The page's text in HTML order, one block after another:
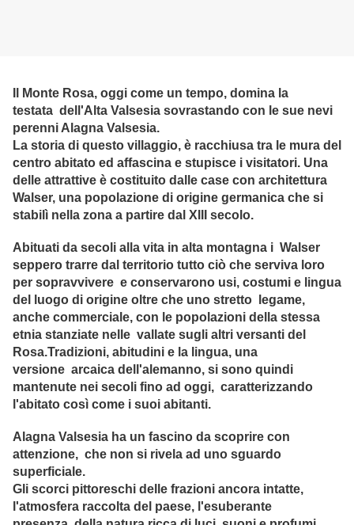
Il Monte Rosa, oggi come un tempo, domina la
testata dell'Alta Valsesia sovrastando con le sue nevi
perenni Alagna Valsesia.
La storia di questo villaggio, è racchiusa tra le mura del
centro abitato ed affascina e stupisce i visitatori. Una
delle attrattive è costituito dalle case con architettura
Walser, una popolazione di origine germanica che si
stabilì nella zona a partire dal XIII secolo.
Abituati da secoli alla vita in alta montagna i Walser
seppero trarre dal territorio tutto ciò che serviva loro
per sopravvivere e conservarono usi, costumi e lingua
del luogo di origine oltre che uno stretto legame,
anche commerciale, con le popolazioni della stessa
etnia stanziate nelle vallate sugli altri versanti del
Rosa.Tradizioni, abitudini e la lingua, una
versione arcaica dell'alemanno, si sono quindi
mantenute nei secoli fino ad oggi, caratterizzando
l'abitato così come i suoi abitanti.
Alagna Valsesia ha un fascino da scoprire con
attenzione, che non si rivela ad uno sguardo
superficiale.
Gli scorci pittoreschi delle frazioni ancora intatte,
l'atmosfera raccolta del paese, l'esuberante